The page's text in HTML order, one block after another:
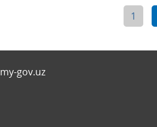
1
my-gov.uz